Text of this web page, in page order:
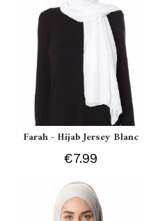
Farah - Hijab Jersey Blanc
€7.99